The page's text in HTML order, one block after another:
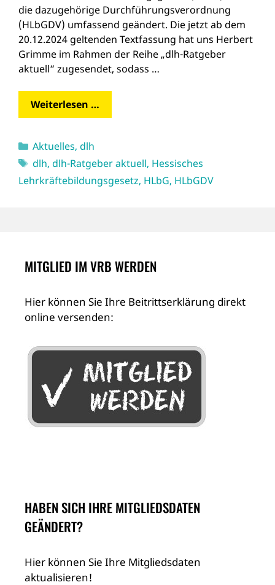
die dazugehörige Durchführungsverordnung
(HLbGDV) umfassend geändert. Die jetzt ab dem
20.12.2024 geltenden Textfassung hat uns Herbert
Grimme im Rahmen der Reihe „dlh-Ratgeber
aktuell“ zugesendet, sodass …
Weiterlesen …
Kategorien
Aktuelles, dlh
Schlagwörter
dlh, dlh-Ratgeber aktuell, Hessisches
Lehrkräftebildungsgesetz, HLbG, HLbGDV
MITGLIED IM VRB WERDEN
Hier können Sie Ihre Beitrittserklärung direkt
online versenden:
HABEN SICH IHRE MITGLIEDSDATEN
GEÄNDERT?
Hier können Sie Ihre Mitgliedsdaten
aktualisieren!